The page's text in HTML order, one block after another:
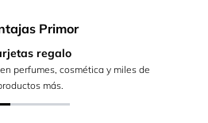
Primor
regalo
perfumes, cosmética y miles de
más.